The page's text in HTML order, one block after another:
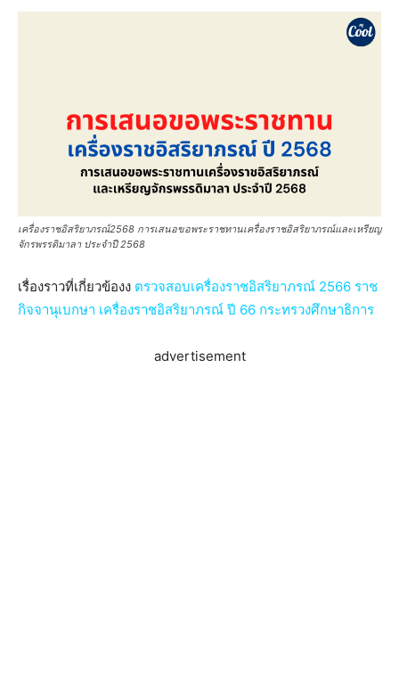
เครื่องราชอิสริยาภรณ์2568 การเสนอขอพระราชทานเครื่องราชอิสริยาภรณ์และเหรียญ
จักรพรรดิมาลา ประจำปี 2568
เรื่องราวที่เกี่ยวข้องง ตรวจสอบเครื่องราชอิสริยาภรณ์ 2566 ราช
กิจจานุเบกษา เครื่องราชอิสริยาภรณ์ ปี 66 กระทรวงศึกษาธิการ
advertisement